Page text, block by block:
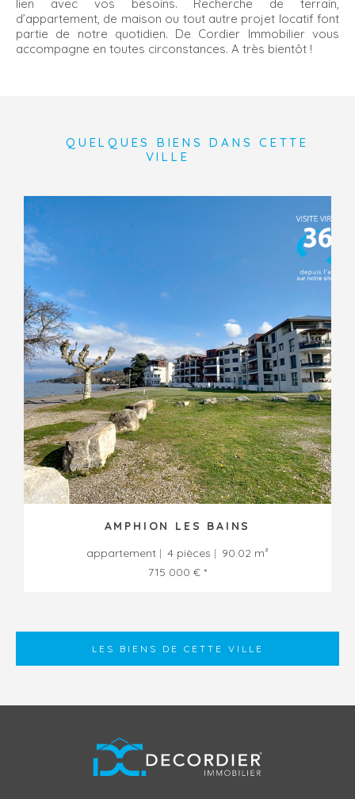
lien avec vos besoins. Recherche de terrain,
d’appartement, de maison ou tout autre projet locatif font
partie de notre quotidien. De Cordier Immobilier vous
accompagne en toutes circonstances. A très bientôt !
QUELQUES BIENS DANS CETTE
VILLE
AMPHION LES BAINS
appartement
4 pièces
90.02 m²
715 000 € *
LES BIENS DE CETTE VILLE